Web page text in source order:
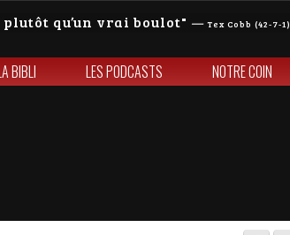
plutôt qu’un vrai boulot — Tex Cobb (42-7-1)
BIBLI LES PODCASTS NOTRE COIN